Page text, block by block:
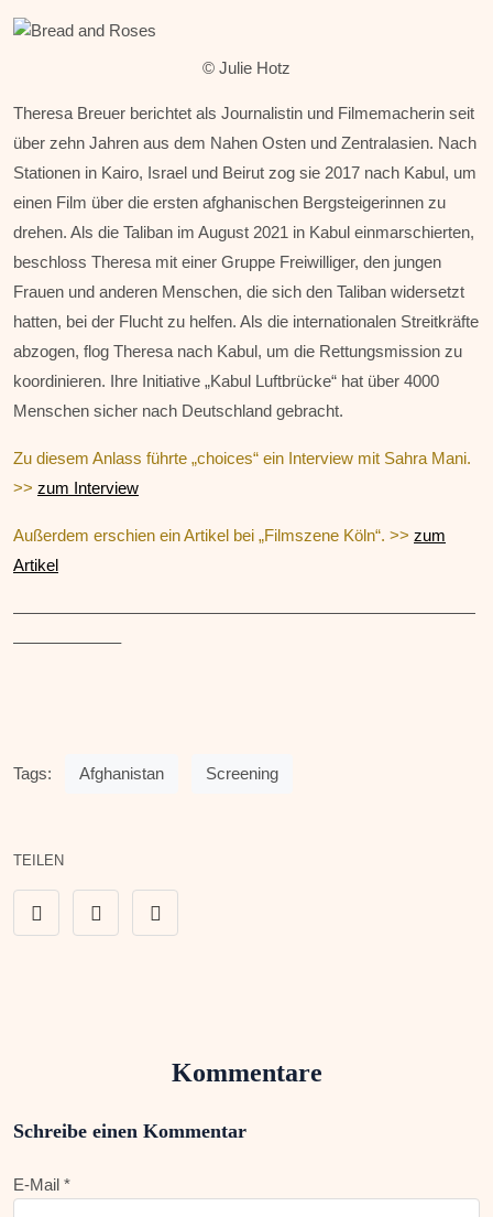
TEILEN
© Julie Hotz
Theresa Breuer berichtet als Journalistin und Filmemacherin seit
über zehn Jahren aus dem Nahen Osten und Zentralasien. Nach
Stationen in Kairo, Israel und Beirut zog sie 2017 nach Kabul, um
einen Film über die ersten afghanischen Bergsteigerinnen zu
drehen. Als die Taliban im August 2021 in Kabul einmarschierten,
beschloss Theresa mit einer Gruppe Freiwilliger, den jungen
Frauen und anderen Menschen, die sich den Taliban widersetzt
hatten, bei der Flucht zu helfen. Als die internationalen Streitkräfte
abzogen, flog Theresa nach Kabul, um die Rettungsmission zu
koordinieren. Ihre Initiative „Kabul Luftbrücke“ hat über 4000
Menschen sicher nach Deutschland gebracht.
Zu diesem Anlass führte „choices“ ein Interview mit Sahra Mani.
>> zum Interview
Außerdem erschien ein Artikel bei „Filmszene Köln“. >> zum
Artikel
————————————————————————————
——————–
Tags: Afghanistan Screening
Kommentare
Schreibe einen Kommentar
E-Mail *